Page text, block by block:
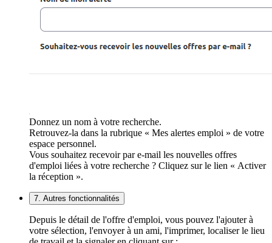
Donnez un nom à votre recherche.
Retrouvez-la dans la rubrique « Mes alertes emploi » de votre
espace personnel.
Vous souhaitez recevoir par e-mail les nouvelles offres
d'emploi liées à votre recherche ? Cliquez sur le lien « Activer
la réception ».
7. Autres fonctionnalités
Depuis le détail de l'offre d'emploi, vous pouvez l'ajouter à
votre sélection, l'envoyer à un ami, l'imprimer, localiser le lieu